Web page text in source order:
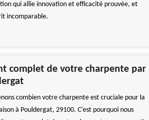
qui allie innovation et efficacité prouvée, et
incomparable.
complet de votre charpente par
combien votre charpente est cruciale pour la
à Pouldergat, 29100. C'est pourquoi nous